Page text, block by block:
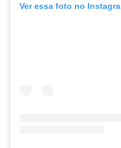
Ver essa foto no